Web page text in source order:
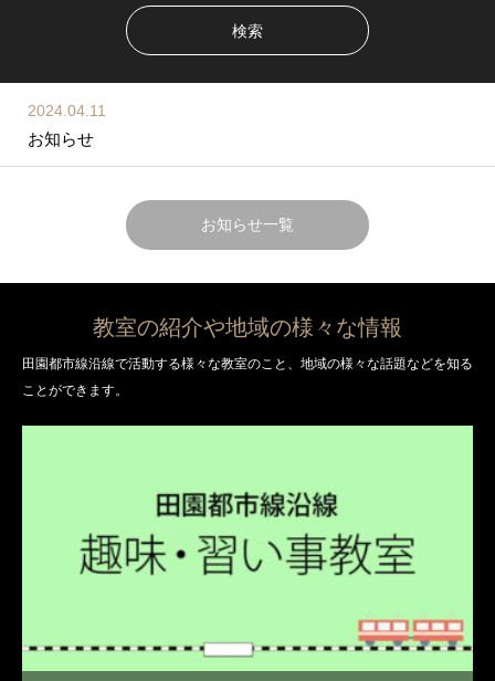
2024.04.11
お知らせ
新教室を追加しました！
お知らせ一覧
教室の紹介や地域の様々な情報
田園都市線沿線で活動する様々な教室のこと、地域の様々な話題などを知る
ことができます。